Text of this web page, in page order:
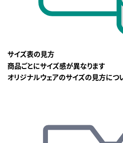
サイズ表の見方
商品ごとにサイズ感が異なります
オリジナルウェアのサイズの見方につ